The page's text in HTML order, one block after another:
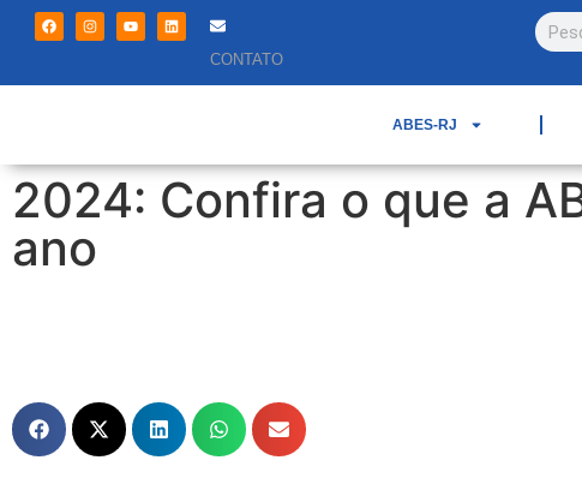
CONTATO
ABES-RJ
2024: Confira o que a
ano